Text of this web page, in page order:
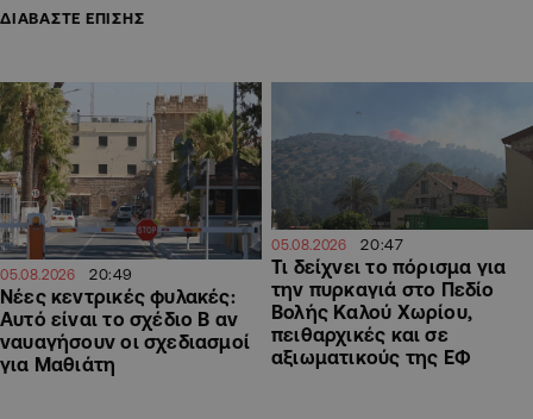
ΔΙΑΒΑΣΤΕ ΕΠΙΣΗΣ
05.08.2026 20:49
Νέες κεντρικές φυλακές:
Αυτό είναι το σχέδιο Β αν
ναυαγήσουν οι σχεδιασμοί
για Μαθιάτη
05.08.2026 20:47
Τι δείχνει το πόρισμα για
την πυρκαγιά στο Πεδίο
Βολής Καλού Χωρίου,
πειθαρχικές και σε
αξιωματικούς της ΕΦ